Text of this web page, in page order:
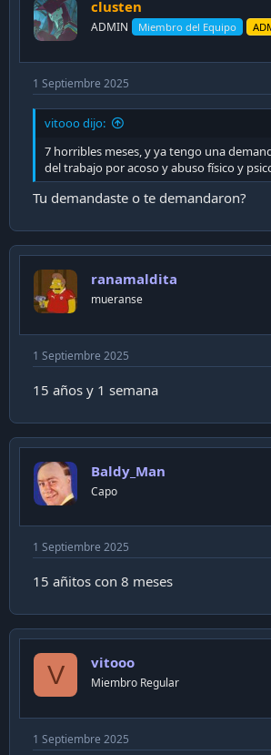
o
n
s
clusten
ADMIN Miembro del Equipo
1 Septiembre 2025
vitooo dijo:
7 horribles meses, y ya tengo una
del trabajo por acoso y abuso físico y
Tu demandaste o te demandaron?
ranamaldita
mueranse
1 Septiembre 2025
15 años y 1 semana
Baldy_Man
Capo
1 Septiembre 2025
15 añitos con 8 meses
V vitooo
Miembro Regular
1 Septiembre 2025